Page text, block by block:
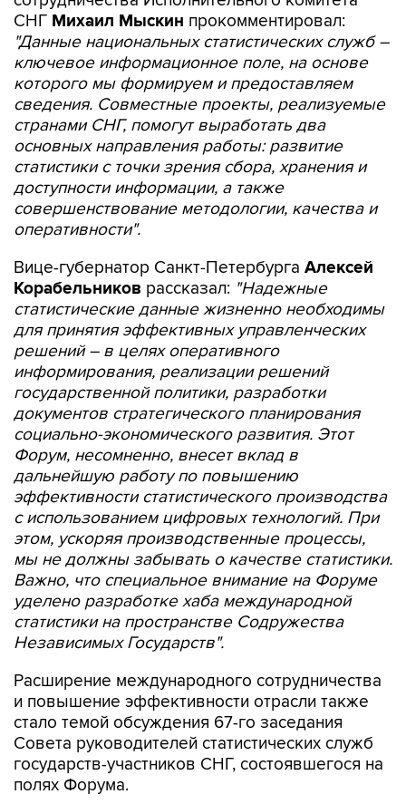
СНГ Михаил Мыскин прокомментировал:
"Данные национальных статистических служб –
ключевое информационное поле, на основе
которого мы формируем и предоставляем
сведения. Совместные проекты, реализуемые
странами СНГ, помогут выработать два
основных направления работы: развитие
статистики с точки зрения сбора, хранения и
доступности информации, а также
совершенствование методологии, качества и
оперативности".
Вице-губернатор Санкт‑Петербурга Алексей
Корабельников рассказал: "Надежные
статистические данные жизненно необходимы
для принятия эффективных управленческих
решений – в целях оперативного
информирования, реализации решений
государственной политики, разработки
документов стратегического планирования
социально-экономического развития. Этот
Форум, несомненно, внесет вклад в
дальнейшую работу по повышению
эффективности статистического производства
с использованием цифровых технологий. При
этом, ускоряя производственные процессы,
мы не должны забывать о качестве статистики.
Важно, что специальное внимание на Форуме
уделено разработке хаба международной
статистики на пространстве Содружества
Независимых Государств".
Расширение международного сотрудничества
и повышение эффективности отрасли также
стало темой обсуждения 67-го заседания
Совета руководителей статистических служб
государств-участников СНГ, состоявшегося на
полях Форума.